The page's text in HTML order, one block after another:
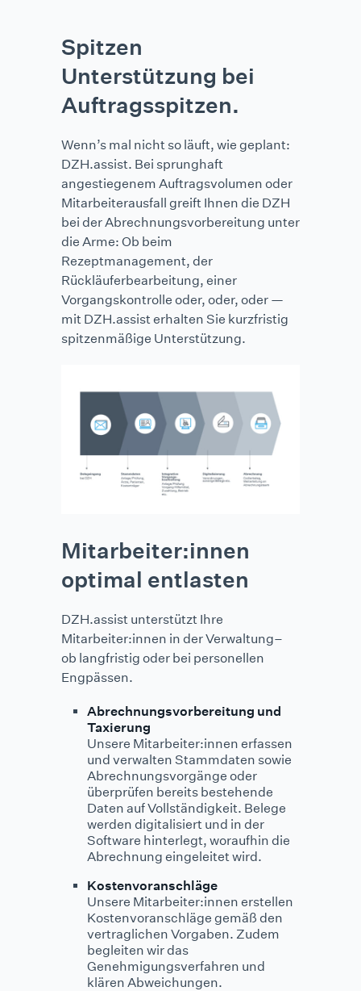
Spitzen
Unterstützung bei
Auftragsspitzen.
Wenn’s mal nicht so läuft, wie geplant:
DZH.assist. Bei sprunghaft
angestiegenem Auftragsvolumen oder
Mitarbeiterausfall greift Ihnen die DZH
bei der Abrechnungsvorbereitung unter
die Arme: Ob beim
Rezeptmanagement, der
Rückläuferbearbeitung, einer
Vorgangskontrolle oder, oder, oder —
mit DZH.assist erhalten Sie kurzfristig
spitzenmäßige Unterstützung.
Mitarbeiter:innen
optimal entlasten
DZH.assist unterstützt Ihre
Mitarbeiter:innen in der Verwaltung–
ob langfristig oder bei personellen
Engpässen.
Abrechnungsvorbereitung und
Taxierung
Unsere Mitarbeiter:innen erfassen
und verwalten Stammdaten sowie
Abrechnungsvorgänge oder
überprüfen bereits bestehende
Daten auf Vollständigkeit. Belege
werden digitalisiert und in der
Software hinterlegt, woraufhin die
Abrechnung eingeleitet wird.
Kostenvoranschläge
Unsere Mitarbeiter:innen erstellen
Kostenvoranschläge gemäß den
vertraglichen Vorgaben. Zudem
begleiten wir das
Genehmigungsverfahren und
klären Abweichungen.